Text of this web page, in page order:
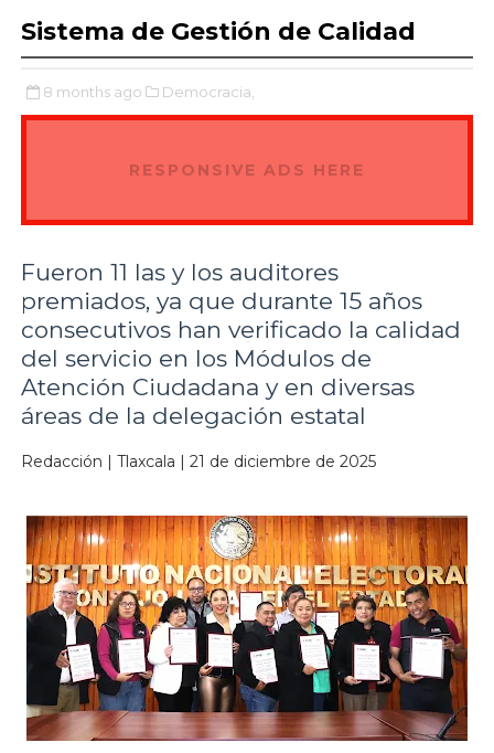
Sistema de Gestión de Calidad
8 months ago Democracia,
RESPONSIVE ADS HERE
Fueron 11 las y los auditores
premiados, ya que durante 15 años
consecutivos han verificado la calidad
del servicio en los Módulos de
Atención Ciudadana y en diversas
áreas de la delegación estatal
Redacción | Tlaxcala | 21 de diciembre de 2025